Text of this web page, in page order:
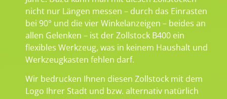
nicht nur Längen messen – durch das Einrasten
bei 90° und die vier Winkelanzeigen – beides an
allen Gelenken – ist der Zollstock B400 ein
flexibles Werkzeug, was in keinem Haushalt und
Werkzeugkasten fehlen darf.
Wir bedrucken Ihnen diesen Zollstock mit dem
Logo Ihrer Stadt und bzw. alternativ natürlich